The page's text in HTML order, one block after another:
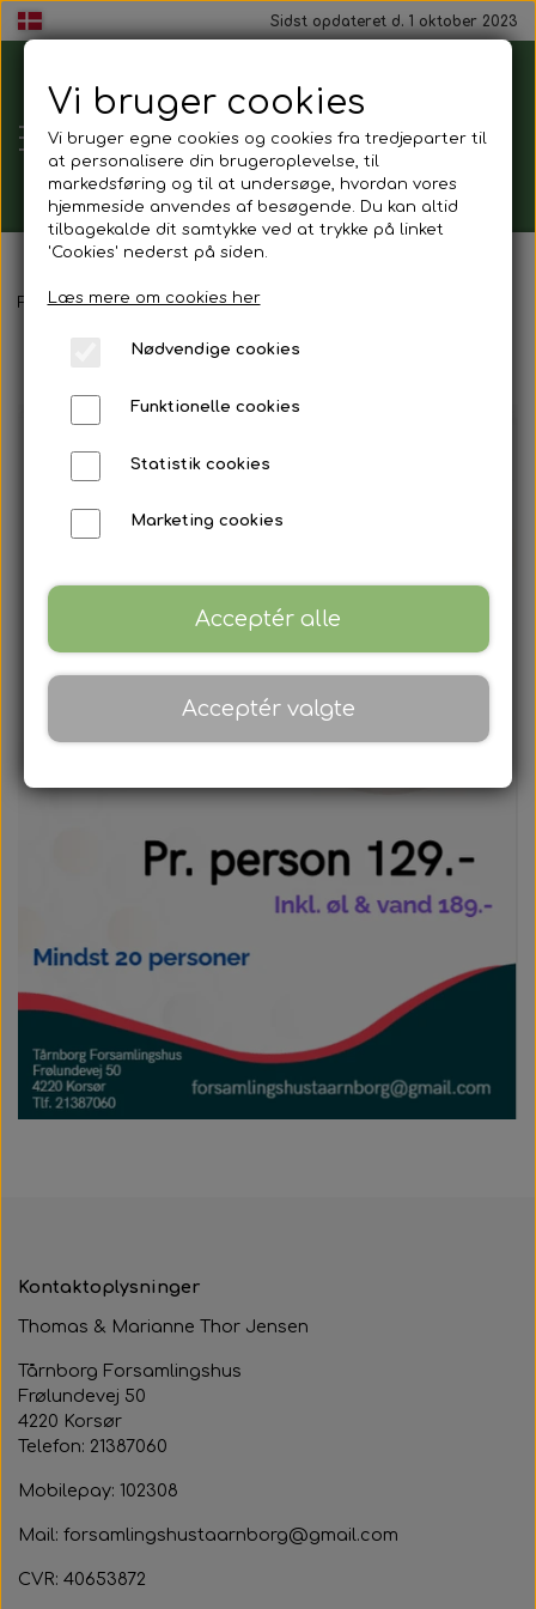
Sidst opdateret d. 1 oktober 2023
Tårnborg
Forsamlingshus
Gavekort
Mad ud af huset
Mindestund
Frokostpakker
Kaffe & kagepakker
Aftenpakker
Mandags banko
Torsdags banko
Tårnborg Forsamlingshus
Forpagter
Smiley
Huset vedtægter
Billeder
Tårnborg Forsamlingshus
Banko
Besøg af kildebakken
Julehygge
Juletræsfest
Samarbejdspartner
Forside Kaffe & kagepakker
Kontaktoplysninger
Thomas & Marianne Thor Jensen
Tårnborg Forsamlingshus
Frølundevej 50
4220 Korsør
Telefon: 21387060
Mobilepay: 102308
Mail: forsamlingshustaarnborg@gmail.com
CVR: 40653872
Vi bruger cookies
Vi bruger egne cookies og cookies fra tredjeparter til
at personalisere din brugeroplevelse, til
markedsføring og til at undersøge, hvordan vores
hjemmeside anvendes af besøgende. Du kan altid
tilbagekalde dit samtykke ved at trykke på linket
'Cookies' nederst på siden.
Læs mere om cookies her
Nødvendige cookies
Funktionelle cookies
Statistik cookies
Marketing cookies
Acceptér alle
Acceptér valgte